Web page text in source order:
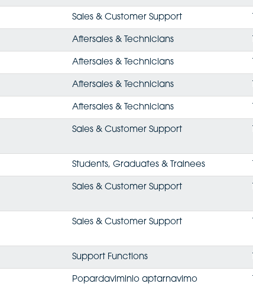
Sales & Customer Support
Aftersales & Technicians
Aftersales & Technicians
Aftersales & Technicians
Aftersales & Technicians
Sales & Customer Support
Students, Graduates & Trainees
Sales & Customer Support
Sales & Customer Support
Support Functions
Popardaviminio aptarnavimo